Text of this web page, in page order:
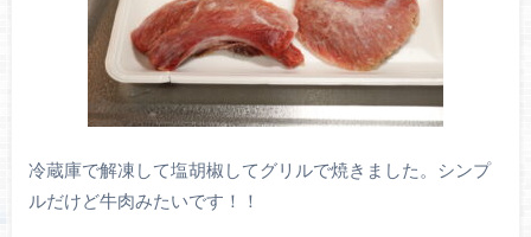
冷蔵庫で解凍して塩胡椒してグリルで焼きました。シンプ
ルだけど牛肉みたいです！！